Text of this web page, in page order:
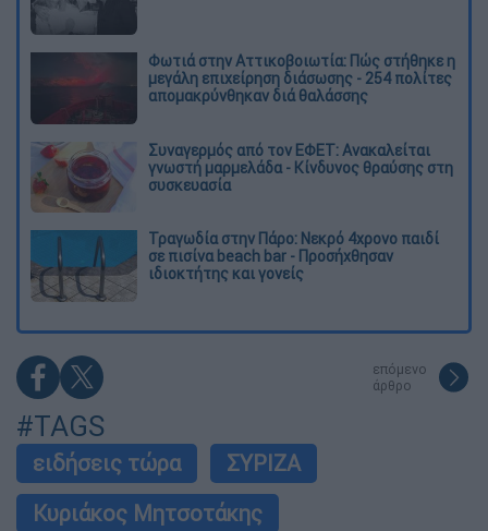
Φωτιά στην Αττικοβοιωτία: Πώς στήθηκε η
μεγάλη επιχείρηση διάσωσης - 254 πολίτες
απομακρύνθηκαν διά θαλάσσης
Συναγερμός από τον ΕΦΕΤ: Ανακαλείται
γνωστή μαρμελάδα - Κίνδυνος θραύσης στη
συσκευασία
Τραγωδία στην Πάρο: Νεκρό 4χρονο παιδί
σε πισίνα beach bar - Προσήχθησαν
ιδιοκτήτης και γονείς
επόμενο
άρθρο
#TAGS
ειδήσεις τώρα
ΣΥΡΙΖΑ
Κυριάκος Μητσοτάκης